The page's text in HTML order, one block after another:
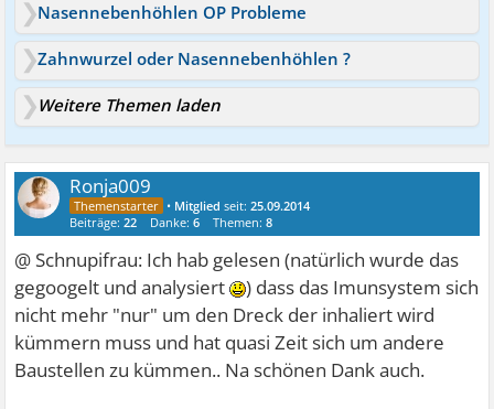
Nasennebenhöhlen OP Probleme
Zahnwurzel oder Nasennebenhöhlen ?
Weitere Themen laden
Ronja009
• Mitglied seit:25.09.2014
Beiträge:22 Danke:6 Themen:8
@ Schnupifrau: Ich hab gelesen (natürlich wurde das
gegoogelt und analysiert
) dass das Imunsystem sich
nicht mehr "nur" um den Dreck der inhaliert wird
kümmern muss und hat quasi Zeit sich um andere
Baustellen zu kümmen.. Na schönen Dank auch.